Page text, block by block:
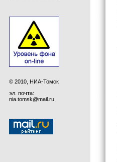
© 2010, НИА-Томск
эл. почта:
nia.tomsk@mail.ru